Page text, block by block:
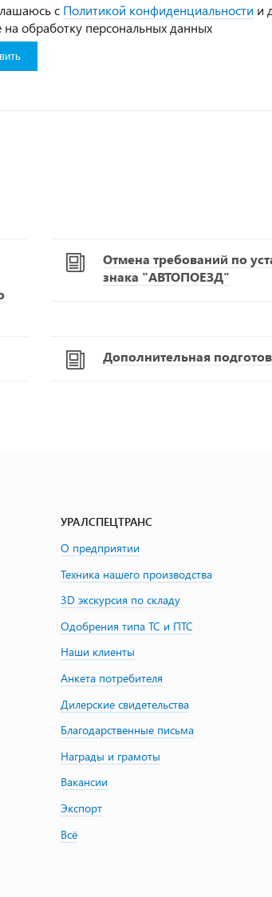
с Политикой конфиденциальности и
на обработку персональных данных
Отмена требований по
знака "АВТОПОЕЗД"
Дополнительная
УРАЛСПЕЦТРАНС
О предприятии
Техника нашего производства
3D экскурсия по складу
Одобрения типа ТС и ПТС
Наши клиенты
Анкета потребителя
Дилерские свидетельства
Благодарственные письма
Награды и грамоты
Вакансии
Экспорт
Всё